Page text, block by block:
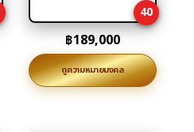
cart
40
฿189,000
ดูความหมายมงคล